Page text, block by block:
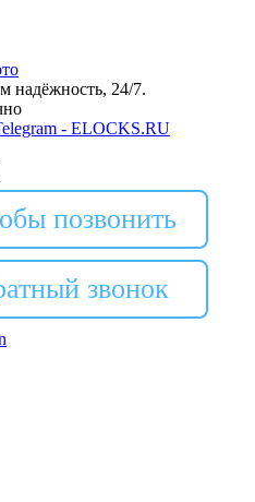
надёжность, 24/7.
позвонить
звонок